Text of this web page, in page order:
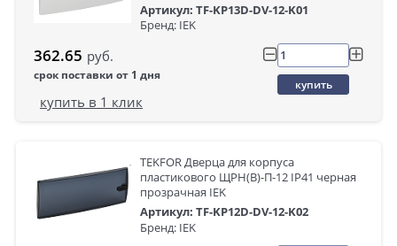
Артикул: TF-KP13D-DV-12-K01
Бренд: IEK
362.65 руб.
срок поставки от 1 дня
купить
купить в 1 клик
TEKFOR Дверца для корпуса
пластикового ЩРН(В)-П-12 IP41 черная
прозрачная IEK
Артикул: TF-KP12D-DV-12-K02
Бренд: IEK